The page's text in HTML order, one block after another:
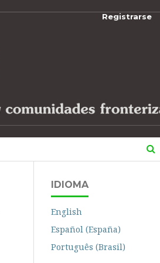
Registrarse
IDIOMA
English
Español (España)
Português (Brasil)